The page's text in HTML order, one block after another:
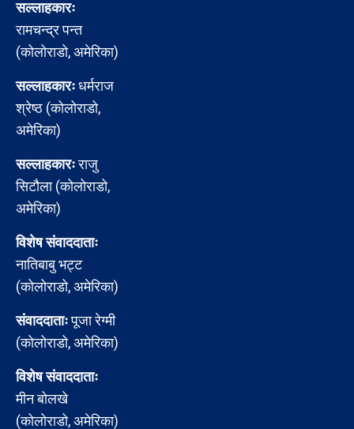
सल्लाहकारः
रामचन्द्र पन्त
(कोलोराडो, अमेरिका)
सल्लाहकारःधर्मराज
श्रेष्ठ (कोलोराडो,
अमेरिका)
सल्लाहकारःराजु
सिटौला (कोलोराडो,
अमेरिका)
विशेष संवाददाताः
नातिबाबु भट्ट
(कोलोराडो, अमेरिका)
संवाददाताःपूजा रेग्मी
(कोलोराडो, अमेरिका)
विशेष संवाददाताः
मीन बोलखे
(कोलोराडो, अमेरिका)